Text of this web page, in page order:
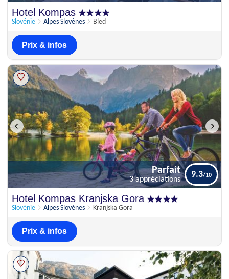
Hotel Kompas
Slovénie Alpes Slovènes Bled
Prix & infos
Parfait
3 appréciations
Hotel Kompas Kranjska Gora
Slovénie Alpes Slovènes Kranjska Gora
Parfait
3 appréciations
9.3
Prix & infos